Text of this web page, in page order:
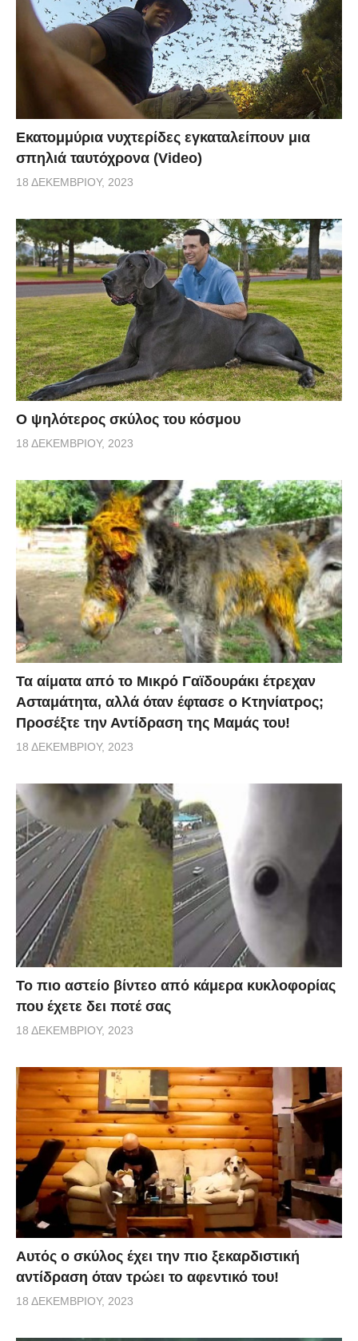
Εκατομμύρια νυχτερίδες εγκαταλείπουν μια
σπηλιά ταυτόχρονα (Video)
18 ΔΕΚΕΜΒΡΊΟΥ, 2023
Ο ψηλότερος σκύλος του κόσμου
18 ΔΕΚΕΜΒΡΊΟΥ, 2023
Τα αίματα από το Μικρό Γαϊδουράκι έτρεχαν
Ασταμάτητα, αλλά όταν έφτασε ο Κτηνίατρος;
Προσέξτε την Αντίδραση της Μαμάς του!
18 ΔΕΚΕΜΒΡΊΟΥ, 2023
Το πιο αστείο βίντεο από κάμερα κυκλοφορίας
που έχετε δει ποτέ σας
18 ΔΕΚΕΜΒΡΊΟΥ, 2023
Αυτός ο σκύλος έχει την πιο ξεκαρδιστική
αντίδραση όταν τρώει το αφεντικό του!
18 ΔΕΚΕΜΒΡΊΟΥ, 2023